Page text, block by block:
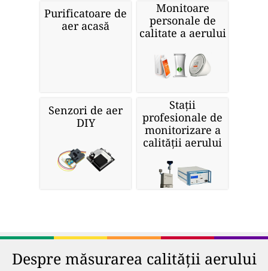
Purificatoare de
aer acasă
Monitoare
personale de
calitate a aerului
Senzori de aer
DIY
Stații
profesionale de
monitorizare a
calității aerului
Despre măsurarea calității aerului